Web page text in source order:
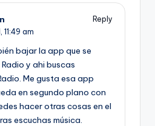
Reply
11:49 am
bajar la app que se
y ahi buscas
Me gusta esa app
en segundo plano con
hacer otras cosas en el
escuchas música.